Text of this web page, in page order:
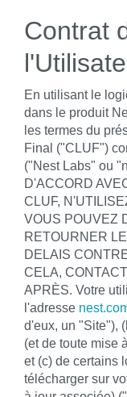
Contrat
En utilisant le
dans le produit
les termes du
Final ("CLUF")
("Nest Labs" ou
D'ACCORD
CLUF,
VOUS POUVEZ
RETOURNER
DELAIS
CELA,
APRÈS. Votre
l'adresse
d'eux, un "Site"),
(et de toute mise
et (c) de certains
télécharger sur